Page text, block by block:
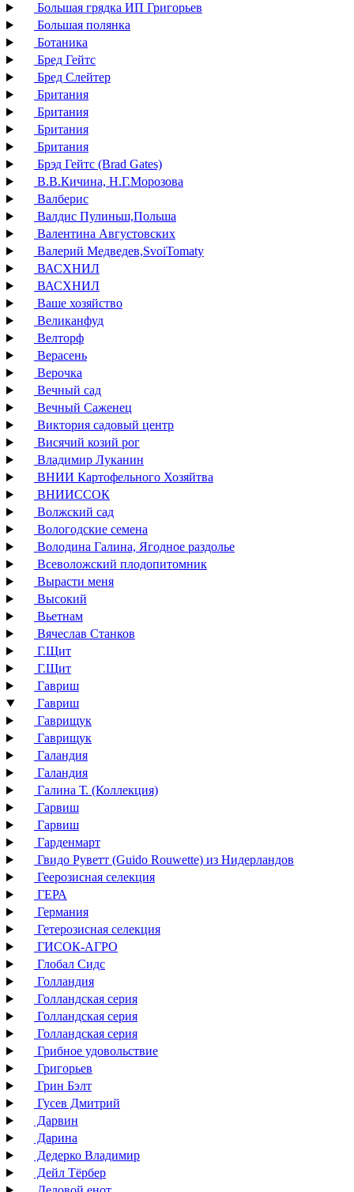
Большая грядка ИП Григорьев
Большая полянка
Ботаника
Бред Гейтс
Бред Слейтер
Британия
Британия
Британия
Британия
Брэд Гейтс (Brad Gates)
В.В.Кичина, Н.Г.Морозова
Валберис
Валдис Пулиньш,Польша
Валентина Августовских
Валерий Медведев,SvoiTomaty
ВАСХНИЛ
ВАСХНИЛ
Ваше хозяйство
Великанфуд
Велторф
Верасень
Верочка
Вечный сад
Вечный Саженец
Виктория садовый центр
Висячий козий рог
Владимир Луканин
ВНИИ Картофельного Хозяйтва
ВНИИССОК
Волжский сад
Вологодские семена
Володина Галина, Ягодное раздолье
Всеволожский плодопитомник
Вырасти меня
Высокий
Вьетнам
Вячеслав Станков
Г.Щит
Г.Щит
Гавриш
Гавриш
Гаврищук
Гаврищук
Галандия
Галандия
Галина Т. (Коллекция)
Гарвиш
Гарвиш
Гарденмарт
Гвидо Руветт (Guido Rouwette) из Нидерландов
Геерозисная селекция
ГЕРА
Германия
Гетерозисная селекция
ГИСОК-АГРО
Глобал Сидс
Голландия
Голландская серия
Голландская серия
Голландская серия
Грибное удовольствие
Григорьев
Грин Бэлт
Гусев Дмитрий
Дарвин
Дарина
Дедерко Владимир
Дейл Тёрбер